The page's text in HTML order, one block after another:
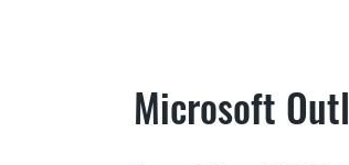
Microsoft